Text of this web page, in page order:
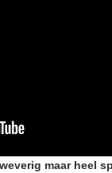
maar heel